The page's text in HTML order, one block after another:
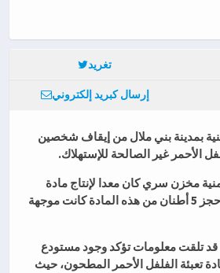
تغريد
إرسال كبريد إلكتروني
بمدينة بني ملال من إيقاف شخصين
الأحمر غير الصالحة للإستهلاك.
مخزن سري كان معدا لإنتاج مادة
الفلفل الأحمر، حيث تم حجز 5 أطنان من هذه المادة كانت موجهة
قد تلقت معلومات تؤكد وجود مستودع
تعبئة الفلفل الأحمر المطحون، حيث